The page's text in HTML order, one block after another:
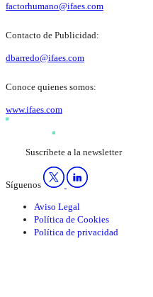
factorhumano@ifaes.com
Contacto de Publicidad:
dbarredo@ifaes.com
Conoce quienes somos:
www.ifaes.com
Suscríbete a la newsletter
Síguenos
Aviso Legal
Política de Cookies
Política de privacidad